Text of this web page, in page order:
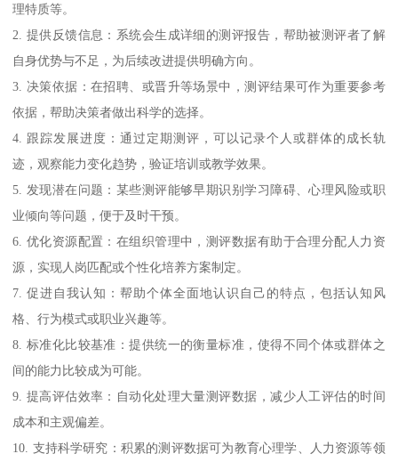
理特质等。
2. 提供反馈信息：系统会生成详细的测评报告，帮助被测评者了解
自身优势与不足，为后续改进提供明确方向。
3. 决策依据：在招聘、或晋升等场景中，测评结果可作为重要参考
依据，帮助决策者做出科学的选择。
4. 跟踪发展进度：通过定期测评，可以记录个人或群体的成长轨
迹，观察能力变化趋势，验证培训或教学效果。
5. 发现潜在问题：某些测评能够早期识别学习障碍、心理风险或职
业倾向等问题，便于及时干预。
6. 优化资源配置：在组织管理中，测评数据有助于合理分配人力资
源，实现人岗匹配或个性化培养方案制定。
7. 促进自我认知：帮助个体全面地认识自己的特点，包括认知风
格、行为模式或职业兴趣等。
8. 标准化比较基准：提供统一的衡量标准，使得不同个体或群体之
间的能力比较成为可能。
9. 提高评估效率：自动化处理大量测评数据，减少人工评估的时间
成本和主观偏差。
10. 支持科学研究：积累的测评数据可为教育心理学、人力资源等领